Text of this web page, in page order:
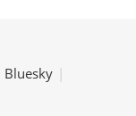
Bluesky |